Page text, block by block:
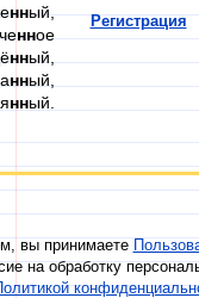
нный,
нное
нный,
нный,
нный.
Регистрация
вы принимаете
на обработку